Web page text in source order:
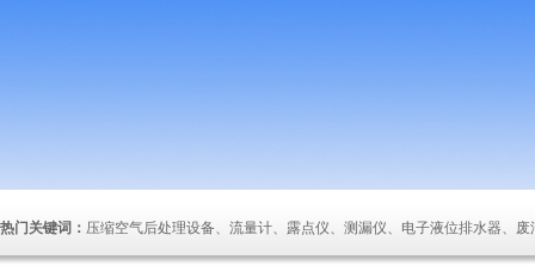
热门关键词： 压缩空气后处理设备、流量计、露点仪、测漏仪、电子液位排水器、